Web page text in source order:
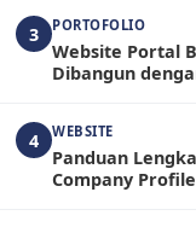
3
PORTOFOLIO
Website Portal
Dibangun
4
WEBSITE
Panduan
Company